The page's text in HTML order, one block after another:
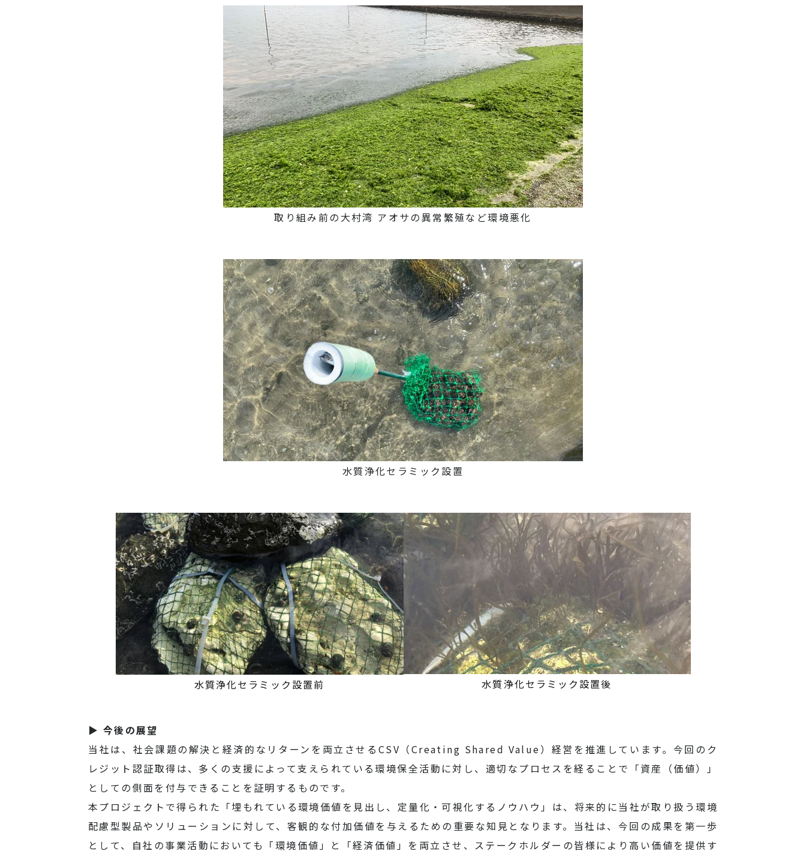
取り組み前の大村湾 アオサの異常繁殖など環境悪化
水質浄化セラミック設置
水質浄化セラミック設置前 水質浄化セラミック設置後
▶ 今後の展望
当社は、社会課題の解決と経済的なリターンを両立させるCSV（Creating Shared Value）経営を推進しています。今回のク
レジット認証取得は、多くの支援によって支えられている環境保全活動に対し、適切なプロセスを経ることで「資産（価値）」
としての側面を付与できることを証明するものです。
本プロジェクトで得られた「埋もれている環境価値を見出し、定量化・可視化するノウハウ」は、将来的に当社が取り扱う環境
配慮型製品やソリューションに対して、客観的な付加価値を与えるための重要な知見となります。当社は、今回の成果を第一歩
として、自社の事業活動においても「環境価値」と「経済価値」を両立させ、ステークホルダーの皆様により高い価値を提供す